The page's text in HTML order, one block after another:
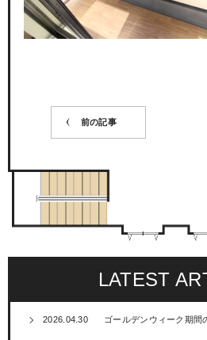
前の記事
LATEST
2026.04.30 ゴールデンウィーク期間